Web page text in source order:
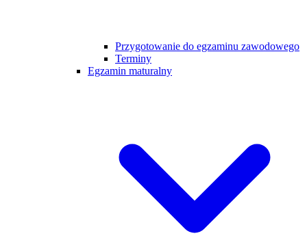
Przygotowanie do egzaminu zawodowego
Terminy
Egzamin maturalny